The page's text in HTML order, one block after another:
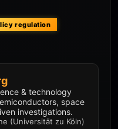
regulation
& technology
space
investigations.
(Universität zu Köln)